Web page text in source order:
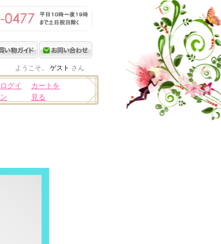
ようこそ。 ゲスト さん
ログイ
ン
カートを
見る